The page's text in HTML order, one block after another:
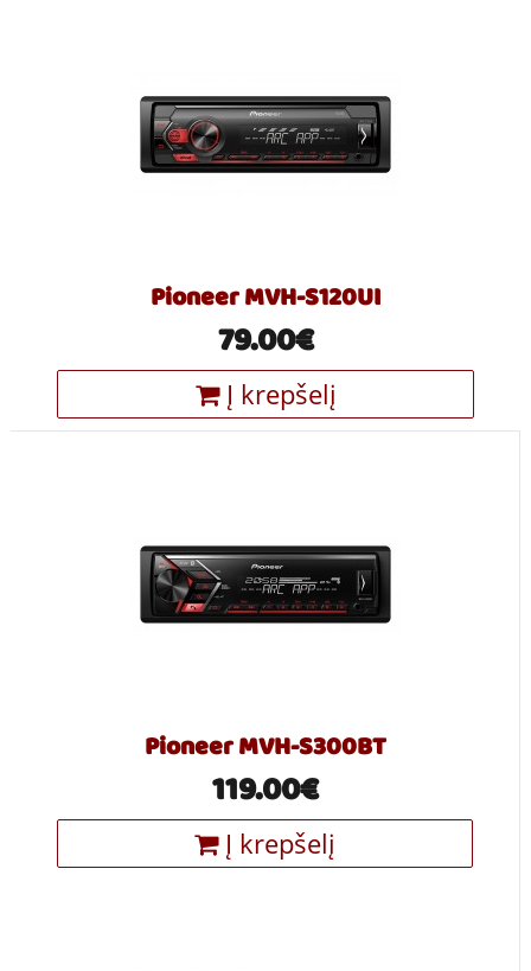
Pioneer MVH-S120UI
79.00€
Į krepšelį
Pioneer MVH-S300BT
119.00€
Į krepšelį